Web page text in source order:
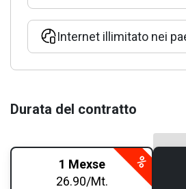
Internet illimitato nei
Durata del contratto
1 Mexse
26.90/Mt.